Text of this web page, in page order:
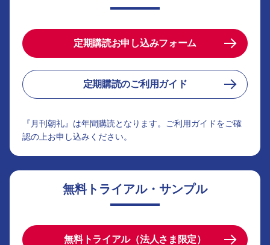
定期購読お申し込みフォーム
定期購読のご利用ガイド
『月刊朝礼』は年間購読となります。ご利用ガイドをご確
認の上お申し込みください。
無料トライアル・サンプル
無料トライアル（法人さま限定）